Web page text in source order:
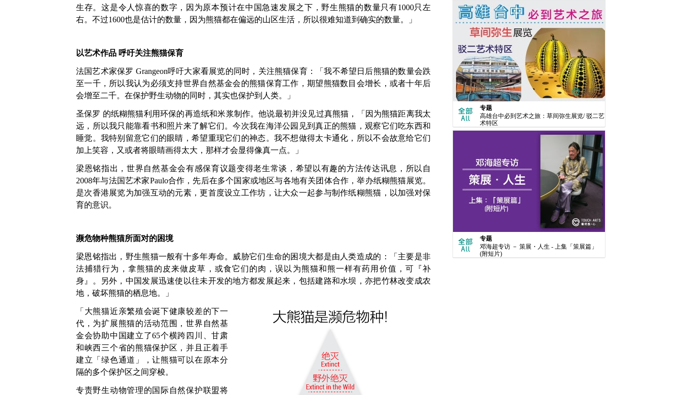
生存。这是令人惊喜的数字，因为原本预计在中国急速发展之下，野生熊猫的数量只有1000只左
右。不过1600也是估计的数量，因为熊猫都在偏远的山区生活，所以很难知道到确实的数量。」
以艺术作品 呼吁关注熊猫保育
法国艺术家保罗 Grangeon呼吁大家看展览的同时，关注熊猫保育：「我不希望日后熊猫的数量会跌
至一千，所以我认为必须支持世界自然基金会的熊猫保育工作，期望熊猫数目会增长，或者十年后
会增至二千。在保护野生动物的同时，其实也保护到人类。」
圣保罗 的纸糊熊猫利用环保的再造纸和米浆制作。他说最初并没见过真熊猫，「因为熊猫距离我太
远，所以我只能靠看书和照片来了解它们。今次我在海洋公园见到真正的熊猫，观察它们吃东西和
睡觉。我特别留意它们的眼睛，希望重现它们的神态。我不想做得太卡通化，所以不会故意给它们
加上笑容，又或者将眼睛画得太大，那样才会显得像真一点。」
梁恩铭指出，世界自然基金会有感保育议题变得老生常谈，希望以有趣的方法传达讯息，所以自
2008年与法国艺术家Paulo合作，先后在多个国家或地区与各地有关团体合作，举办纸糊熊猫展览。
是次香港展览为加强互动的元素，更首度设立工作坊，让大众一起参与制作纸糊熊猫，以加强对保
育的意识。
濒危物种熊猫所面对的困境
梁恩铭指出，野生熊猫一般有十多年寿命。威胁它们生命的困境大都是由人类造成的：「主要是非
法捕猎行为，拿熊猫的皮来做皮草，或食它们的肉，误以为熊猫和熊一样有药用价值，可『补
身』。另外，中国发展迅速使以往未开发的地方都发展起来，包括建路和水坝，亦把竹林改变成农
地，破坏熊猫的栖息地。」
「大熊猫近亲繁殖会诞下健康较差的下一
代，为扩展熊猫的活动范围，世界自然基
金会协助中国建立了65个横跨四川、甘肃
和峡西三个省的熊猫保护区，并且正着手
建立「绿色通道」，让熊猫可以在原本分
隔的多个保护区之间穿梭。
专责野生动物管理的国际自然保护联盟将
专题
高雄台中必到艺术之旅：草间弥生展览/ 驳二艺
术特区
专题
邓海超专访 － 策展・人生 - 上集「策展篇」
(附短片)